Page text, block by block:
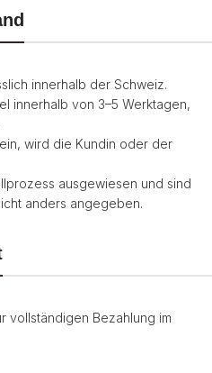
innerhalb der Schweiz.
innerhalb von 3–5 Werktagen,
wird die Kundin oder der
ausgewiesen und sind
anders angegeben.
vollständigen Bezahlung im